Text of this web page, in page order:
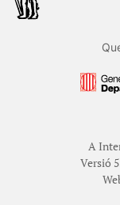
A
Versió